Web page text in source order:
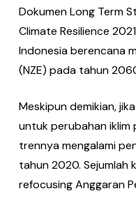
Dokumen Long Term
Climate Resilience
Indonesia berencana
(NZE) pada tahun
Meskipun demikian,
untuk perubahan iklim
trennya mengalami
tahun 2020. Sejumlah
refocusing Anggaran